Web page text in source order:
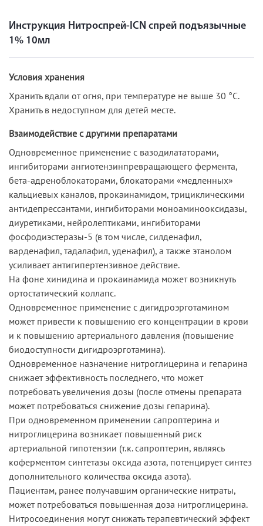
Инструкция Нитроспрей-ICN спрей подъязычные
1% 10мл
Условия хранения
Хранить вдали от огня, при температуре не выше 30 °С.
Хранить в недоступном для детей месте.
Взаимодействие с другими препаратами
Одновременное применение с вазодилататорами,
ингибиторами ангиотензинпревращающего фермента,
бета-адреноблокаторами, блокаторами «медленных»
кальциевых каналов, прокаинамидом, трициклическими
антидепрессантами, ингибиторами моноаминооксидазы,
диуретиками, нейролептиками, ингибиторами
фосфодиэстеразы-5 (в том числе, силденафил,
варденафил, тадалафил, уденафил), а также этанолом
усиливает антигипертензивное действие.
На фоне хинидина и прокаинамида может возникнуть
ортостатический коллапс.
Одновременное применение с дигидроэрготамином
может привести к повышению его концентрации в крови
и к повышению артериального давления (повышение
биодоступности дигидроэрготамина).
Одновременное назначение нитроглицерина и гепарина
снижает эффективность последнего, что может
потребовать увеличения дозы (после отмены препарата
может потребоваться снижение дозы гепарина).
При одновременном применении сапроптерина и
нитроглицерина возникает повышенный риск
артериальной гипотензии (т.к. сапроптерин, являясь
коферментом синтетазы оксида азота, потенцирует синтез
дополнительного количества оксида азота).
Пациентам, ранее получавшим органические нитраты,
может потребоваться повышенная доза нитроглицерина.
Нитросоединения могут снижать терапевтический эффект